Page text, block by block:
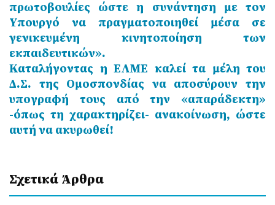
πρωτοβουλίες ώστε η συνάντηση με τον
Υπουργό να πραγματοποιηθεί μέσα σε
γενικευμένη κινητοποίηση των
εκπαιδευτικών».
Καταλήγοντας η ΕΛΜΕ καλεί τα μέλη του
Δ.Σ. της Ομοσπονδίας να αποσύρουν την
υπογραφή τους από την «απαράδεκτη»
-όπως τη χαρακτηρίζει- ανακοίνωση, ώστε
αυτή να ακυρωθεί!
Σχετικά Άρθρα